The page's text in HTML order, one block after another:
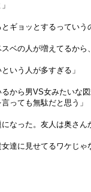
ギョッとするっていう
ベの人が増えてるか
いう人が多すぎる」
るから男VS女みたい
っても無駄だと思う」
になった。友人は奥さ
達に見せてるワケじゃ